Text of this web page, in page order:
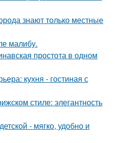
знают только местные
малибу.
простота в одном
кухня - гостиная с
стиле: элегантность
- мягко, удобно и